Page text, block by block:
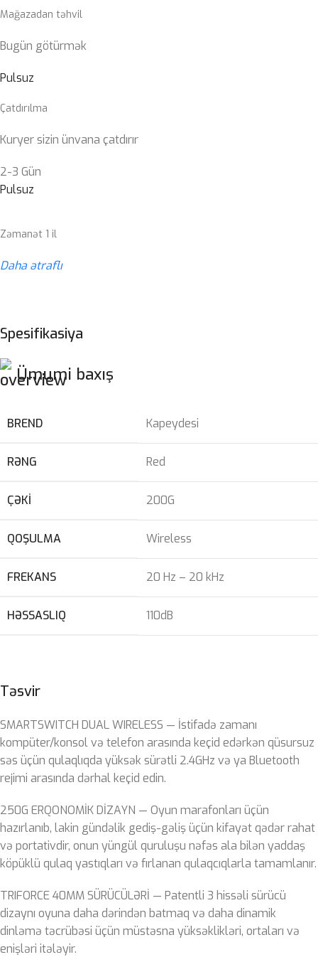
Mağazadan təhvil
Bugün götürmək
Pulsuz
Çatdırılma
Kuryer sizin ünvana çatdırır
2-3 Gün
Pulsuz
Zəmanət 1 il
Daha ətraflı
Təsvir
SMARTSWITCH DUAL WIRELESS — İstifadə zamanı
kompüter/konsol və telefon arasında keçid edərkən qüsursuz
səs üçün qulaqlıqda yüksək sürətli 2.4GHz və ya Bluetooth
rejimi arasında dərhal keçid edin.
250G ERQONOMİK DİZAYN — Oyun marafonları üçün
hazırlanıb, lakin gündəlik gediş-gəliş üçün kifayət qədər rahat
və portativdir, onun yüngül quruluşu nəfəs ala bilən yaddaş
köpüklü qulaq yastıqları və fırlanan qulaqcıqlarla tamamlanır.
TRIFORCE 40MM SÜRÜCÜLƏRİ — Patentli 3 hissəli sürücü
dizaynı oyuna daha dərindən batmaq və daha dinamik
dinləmə təcrübəsi üçün müstəsna yüksəklikləri, ortaları və
enişləri itələyir.
Spesifikasiya
Ümumi baxış
BREND Kapeydesi
RƏNG Red
ÇƏKI 200G
QOŞULMA Wireless
FREKANS 20 Hz – 20 kHz
HƏSSASLIQ 110dB